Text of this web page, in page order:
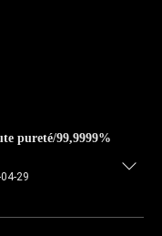
pureté/99,9999%
29